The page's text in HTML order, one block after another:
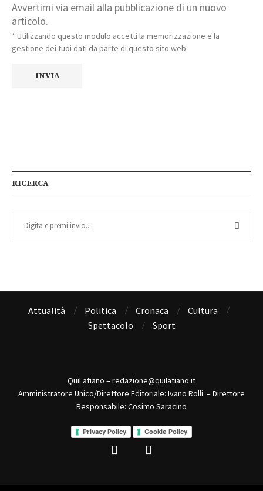
Avvertimi via email alla pubblicazione di un nuovo
articolo.
* Utilizzando questo modulo accetti la memorizzazione e la
gestione dei tuoi dati da parte di questo sito web.
RICERCA
Attualità Politica Cronaca
Cultura
Spettacolo
Sport
QuiLatiano – redazione@quilatiano.it
Amministratore Unico/Direttore Editoriale: Ivano Rolli – Direttore
Responsabile: Cosimo Saracino
Privacy Policy Cookie Policy